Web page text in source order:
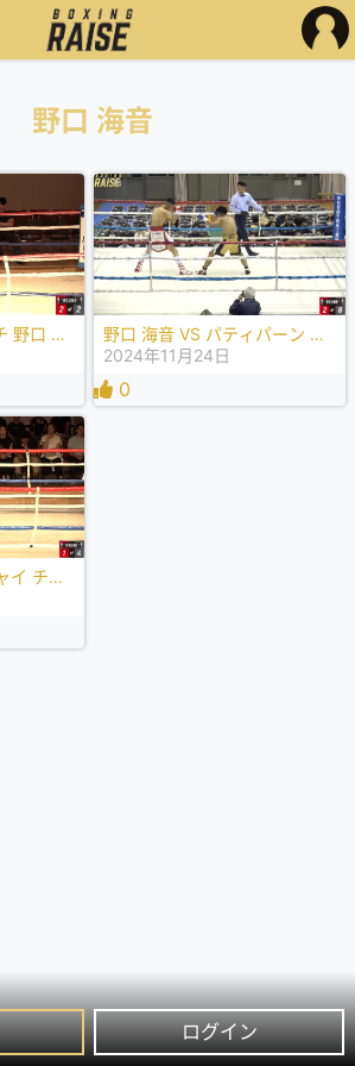
ログイン
野口 海音
エキシビションマッチ 野口 海音 VS 福重 浩輝
野口 海音 VS パティパーン クロンクラーン
2024年11月24日
0
野口 海音 VS ナムチャイ チョムカムスリ